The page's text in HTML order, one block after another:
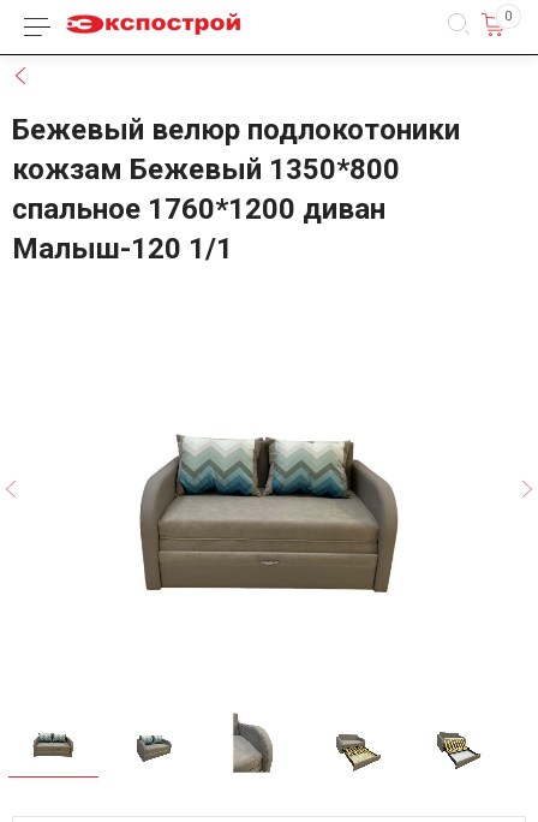
Каталог товаров 0
Бежевый велюр подлокотоники
кожзам Бежевый 1350*800
спальное 1760*1200 диван
Малыш-120 1/1